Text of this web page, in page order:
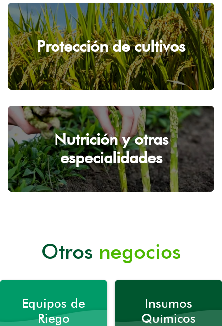
Protección de cultivos
Nutrición y otras
especialidades
Otros negocios
Equipos de
Riego
Insumos
Químicos